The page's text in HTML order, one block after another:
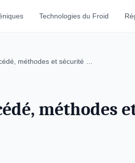
Technologies du Froid
méthodes et sécurité …
méthodes